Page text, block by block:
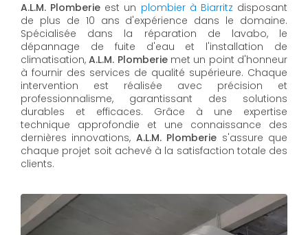
A.L.M. Plomberie est un plombier à Biarritz disposant
de plus de 10 ans d'expérience dans le domaine.
Spécialisée dans la réparation de lavabo, le
dépannage de fuite d'eau et l'installation de
climatisation,A.L.M. Plomberiemet un point d'honneur
à fournir des services de qualité supérieure. Chaque
intervention est réalisée avec précision et
professionnalisme, garantissant des solutions
durables et efficaces. Grâce à une expertise
technique approfondie et une connaissance des
dernières innovations, A.L.M. Plomberie s'assure que
chaque projet soit achevé à la satisfaction totale des
clients.